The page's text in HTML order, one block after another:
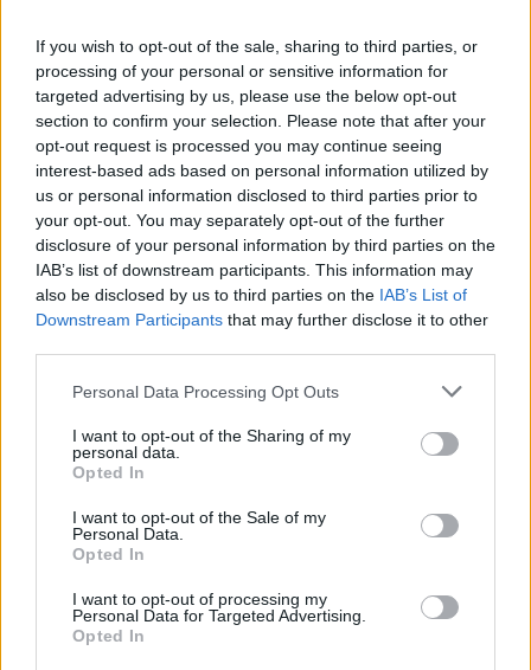
If you wish to opt-out of the sale, sharing to third parties, or
processing of your personal or sensitive information for
targeted advertising by us, please use the below opt-out
section to confirm your selection. Please note that after your
opt-out request is processed you may continue seeing
interest-based ads based on personal information utilized by
us or personal information disclosed to third parties prior to
your opt-out. You may separately opt-out of the further
disclosure of your personal information by third parties on the
IAB’s list of downstream participants. This information may
also be disclosed by us to third parties on the IAB’s List of
Downstream Participants that may further disclose it to other
Personal Data Processing Opt Outs
I want to opt-out of the Sharing of my
personal data.
Opted In
I want to opt-out of the Sale of my
Personal Data.
Opted In
I want to opt-out of processing my
Personal Data for Targeted Advertising.
Opted In
2026. augusztus 08., szombat
Románia irányából érkező ukrán
csalidrón robbant fel Bulgáriában –
frissítve